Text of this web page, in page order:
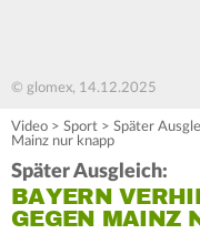
© glomex, 14.12.2025
Video > Sport > Später
Mainz nur knapp
Später Ausgleich:
BAYERN
GEGEN MAINZ